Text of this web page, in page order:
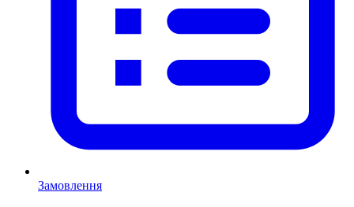
Замовлення